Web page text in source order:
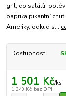
gril, do salátů,
paprika pikantní
Ameriky, odkud s...
Dostupnost
1 501 Kč/ks
1 340 Kč bez DPH